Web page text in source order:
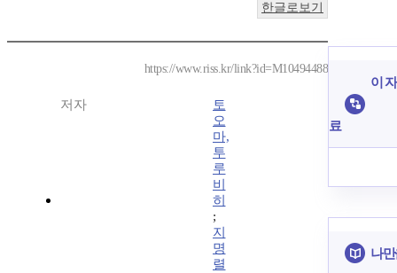
한글로보기
https://www.riss.kr/link?id=M10494488
저자
토
오
마,
투
루
비
히
;
지
명
렬
이
료
나